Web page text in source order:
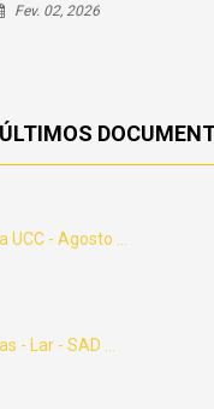
Fev. 02, 2026
ÚLTIMOS
UCC - Agosto ...
- Lar - SAD ...